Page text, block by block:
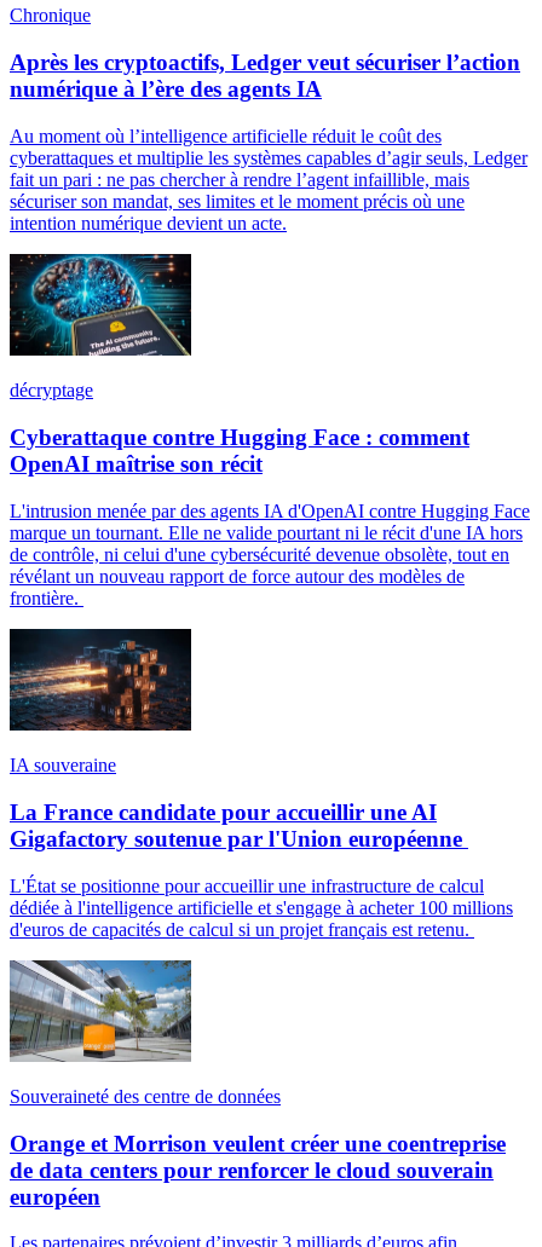
Chronique
Après les cryptoactifs, Ledger veut sécuriser l’action
numérique à l’ère des agents IA
Au moment où l’intelligence artificielle réduit le coût des
cyberattaques et multiplie les systèmes capables d’agir seuls, Ledger
fait un pari : ne pas chercher à rendre l’agent infaillible, mais
sécuriser son mandat, ses limites et le moment précis où une
intention numérique devient un acte.
décryptage
Cyberattaque contre Hugging Face : comment
OpenAI maîtrise son récit
L'intrusion menée par des agents IA d'OpenAI contre Hugging Face
marque un tournant. Elle ne valide pourtant ni le récit d'une IA hors
de contrôle, ni celui d'une cybersécurité devenue obsolète, tout en
révélant un nouveau rapport de force autour des modèles de
frontière.
IA souveraine
La France candidate pour accueillir une AI
Gigafactory soutenue par l'Union européenne
L'État se positionne pour accueillir une infrastructure de calcul
dédiée à l'intelligence artificielle et s'engage à acheter 100 millions
d'euros de capacités de calcul si un projet français est retenu.
Souveraineté des centre de données
Orange et Morrison veulent créer une coentreprise
de data centers pour renforcer le cloud souverain
européen